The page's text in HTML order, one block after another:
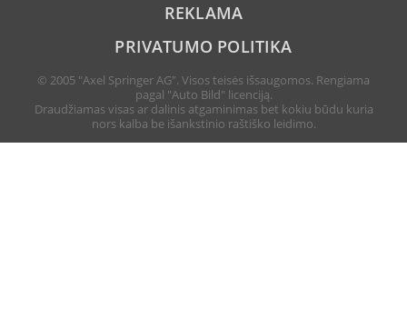
REKLAMA
PRIVATUMO POLITIKA
© 2005 "Axel Springer AG". Visos teisės išsaugomos. Rengiama
pagal "Auto Bild" licenciją.
Draudžiamas visas ar dalinis atgaminimas bet kokiu būdu kuria
nors kalba be išankstinio raštiško leidimo.